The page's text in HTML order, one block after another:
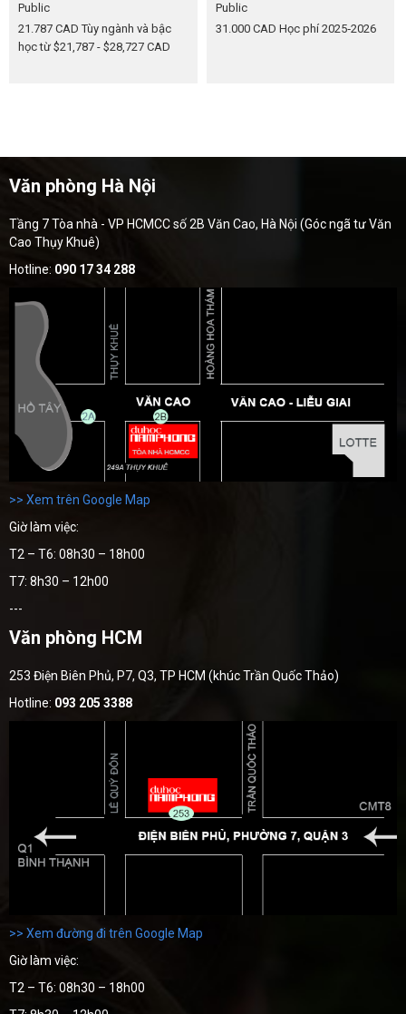
Public
21.787 CADTùy ngành và bậc
học từ $21,787 - $28,727 CAD
Public
31.000 CAD Học phí 2025‑2026
Văn phòng Hà Nội
Tầng 7 Tòa nhà - VP HCMCC số 2B Văn Cao, Hà Nội (Góc ngã tư Văn
Cao Thụy Khuê)
Hotline: 090 17 34 288
>> Xem trên Google Map
Giờ làm việc:
T2 – T6: 08h30 – 18h00
T7: 8h30 – 12h00
---
Văn phòng HCM
253 Điện Biên Phủ, P7, Q3, TP HCM (khúc Trần Quốc Thảo)
Hotline: 093 205 3388
>> Xem đường đi trên Google Map
Giờ làm việc:
T2 – T6: 08h30 – 18h00